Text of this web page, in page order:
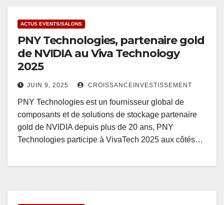
ACTUS EVENTS/SALONS
PNY Technologies, partenaire gold
de NVIDIA au Viva Technology
2025
JUIN 9, 2025 CROISSANCEINVESTISSEMENT
PNY Technologies est un fournisseur global de
composants et de solutions de stockage partenaire
gold de NVIDIA depuis plus de 20 ans, PNY
Technologies participe à VivaTech 2025 aux côtés…